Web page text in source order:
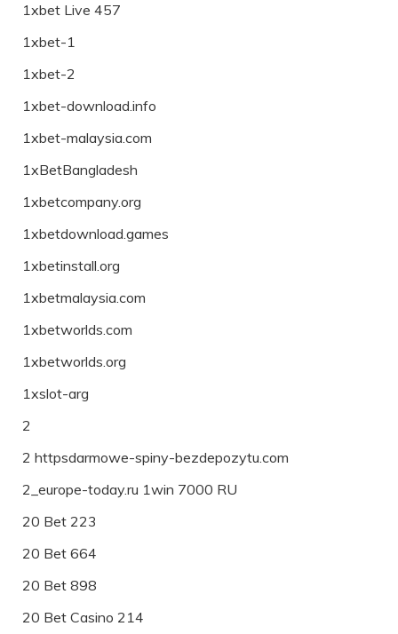
1xbet Live 457
1xbet-1
1xbet-2
1xbet-download.info
1xbet-malaysia.com
1xBetBangladesh
1xbetcompany.org
1xbetdownload.games
1xbetinstall.org
1xbetmalaysia.com
1xbetworlds.com
1xbetworlds.org
1xslot-arg
2
2 httpsdarmowe-spiny-bezdepozytu.com
2_europe-today.ru 1win 7000 RU
20 Bet 223
20 Bet 664
20 Bet 898
20 Bet Casino 214